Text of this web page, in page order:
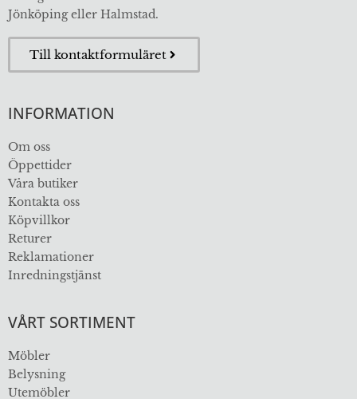
Jönköping eller Halmstad.
Till kontaktformuläret
INFORMATION
Om oss
Öppettider
Våra butiker
Kontakta oss
Köpvillkor
Returer
Reklamationer
Inredningstjänst
VÅRT SORTIMENT
Möbler
Belysning
Utemöbler